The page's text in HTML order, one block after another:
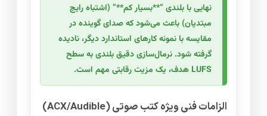
نهایی با بلندی “**بسیار کم**” (اشتباه رایج
مبتدیان) باعث می‌شود که صدای گوینده در
مقایسه با نمونه کارهای استاندارد دیگر، نادیده
گرفته شود. نرمال‌سازی دقیق بلندی به سطح
LUFS هدف، یک مزیت رقابتی مهم است.
الزامات فنی ویژه کتب صوتی (ACX/Audible)